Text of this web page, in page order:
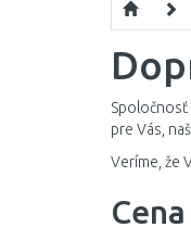
Spoločnosť
pre Vás,
Veríme, že